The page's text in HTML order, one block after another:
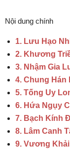
Nội dung chính
1. Lưu Hạo
2. Khương
3. Nhậm Gia
4. Chung Hán
5. Tống Uy
6. Hứa Ngụy
7. Bạch Kính
8. Lâm Canh
9. Vương Khải